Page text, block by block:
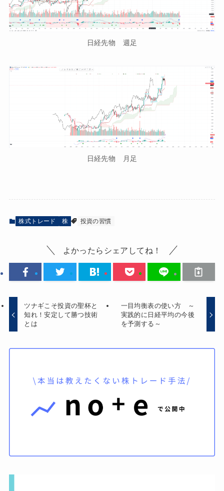
日経先物 週足
日経先物 月足
株式トレード 株 投資の習慣
よかったらシェアしてね！
ツナギこそ投資の聖杯と
知れ！安定して勝つ技術
とは
一目均衡表の使い方 ～
実践的に日経平均の今後
を予測する～